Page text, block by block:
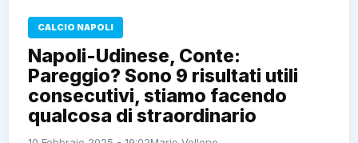
CALCIO NAPOLI
Napoli-Udinese, Conte:
Pareggio? Sono 9 risultati utili
consecutivi, stiamo facendo
qualcosa di straordinario